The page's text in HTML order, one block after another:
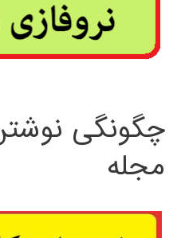
چگونگی
مجله